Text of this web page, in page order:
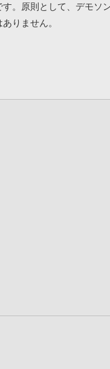
原則として、デモソ
りません。